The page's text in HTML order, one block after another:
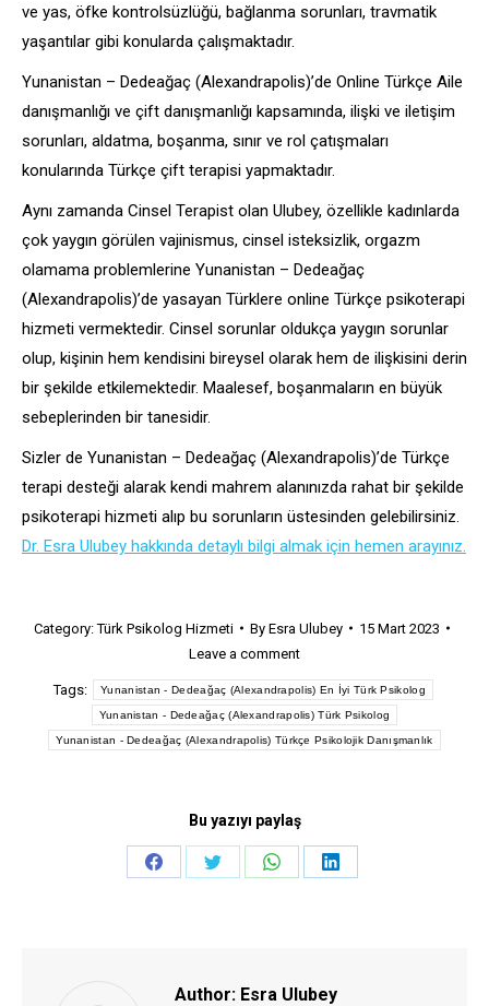
ve yas, öfke kontrolsüzlüğü, bağlanma sorunları, travmatik
yaşantılar gibi konularda çalışmaktadır.
Yunanistan – Dedeağaç (Alexandrapolis)’de Online Türkçe Aile
danışmanlığı ve çift danışmanlığı kapsamında, ilişki ve iletişim
sorunları, aldatma, boşanma, sınır ve rol çatışmaları
konularında Türkçe çift terapisi yapmaktadır.
Aynı zamanda Cinsel Terapist olan Ulubey, özellikle kadınlarda
çok yaygın görülen vajinismus, cinsel isteksizlik, orgazm
olamama problemlerine Yunanistan – Dedeağaç
(Alexandrapolis)’de yasayan Türklere online Türkçe psikoterapi
hizmeti vermektedir. Cinsel sorunlar oldukça yaygın sorunlar
olup, kişinin hem kendisini bireysel olarak hem de ilişkisini derin
bir şekilde etkilemektedir. Maalesef, boşanmaların en büyük
sebeplerinden bir tanesidir.
Sizler de Yunanistan – Dedeağaç (Alexandrapolis)’de Türkçe
terapi desteği alarak kendi mahrem alanınızda rahat bir şekilde
psikoterapi hizmeti alıp bu sorunların üstesinden gelebilirsiniz.
Dr. Esra Ulubey hakkında detaylı bilgi almak için hemen arayınız.
Category:Türk Psikolog Hizmeti By Esra Ulubey
15 Mart 2023
Leave a comment
Tags: Yunanistan - Dedeağaç (Alexandrapolis) En İyi Türk Psikolog
Yunanistan - Dedeağaç (Alexandrapolis) Türk Psikolog
Yunanistan - Dedeağaç (Alexandrapolis) Türkçe Psikolojik Danışmanlık
Bu yazıyı paylaş
Share
Share
Share
Share
Author: Esra Ulubey